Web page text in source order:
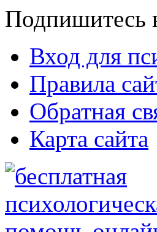
Подпишитесь
Вход для
Правила
Обратная
Карта сайта